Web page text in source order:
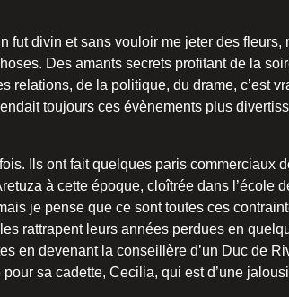
fut divin et sans vouloir me jeter des fleurs,
Des amants secrets profitant de la
de la politique, du drame, c’est
toujours ces évènements plus
Ils ont fait quelques paris commerciaux
à cette époque, cloîtrée dans l’école
je pense que ce sont toutes ces
rattrapent leurs années perdues en
en devenant la conseillère d’un Duc de
sa cadette, Cecilia, qui est d’une